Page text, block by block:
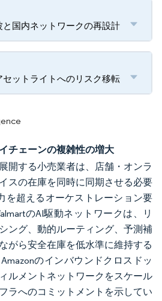
国内ネットワークの再設計
ットライトへのリスク移転
チェーンの複雑性の増大
開する小売業者は、店舗・オンラ
スの在庫を同時に同期させる必要
を超えるオーケストレーション要
のAI駆動ネットワークは、リ
ング、動的ルーティング、予測補
がら安全在庫を低水準に維持する
のインバウンドクロスドッ
ルメントネットワークをスケール
ラへのコミットメントを示してい